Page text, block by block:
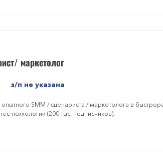
маркетолог
з/п не указана
опытного SMM / сценариста / маркетолога в
психологии (200 тыс. подписчиков).